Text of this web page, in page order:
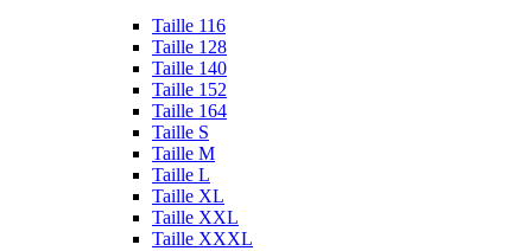
Taille 116
Taille 128
Taille 140
Taille 152
Taille 164
Taille S
Taille M
Taille L
Taille XL
Taille XXL
Taille XXXL